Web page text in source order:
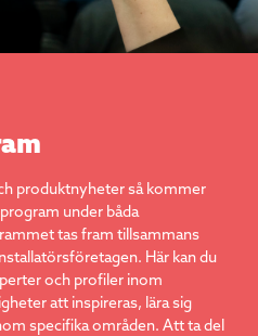
produktnyheter så kommer
under båda
tas fram tillsammans
Här kan du
och profiler inom
att inspireras, lära sig
specifika områden. Att ta del